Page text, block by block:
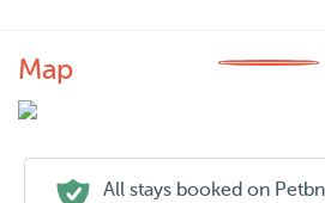
Map
All stays booked on